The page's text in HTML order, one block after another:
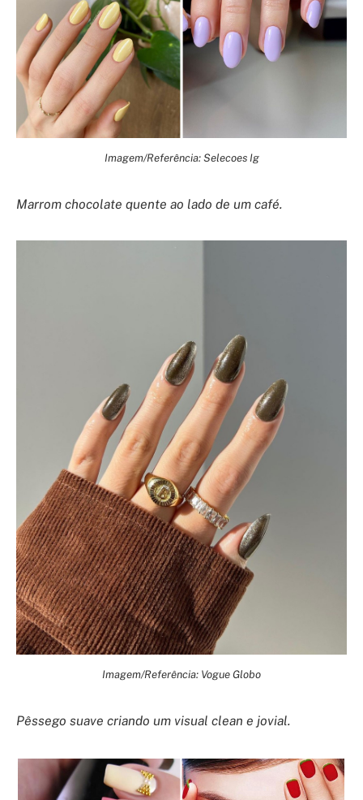
Imagem/Referência: Selecoes Ig
Marrom chocolate quente ao lado de um café.
Imagem/Referência: Vogue Globo
Pêssego suave criando um visual clean e jovial.